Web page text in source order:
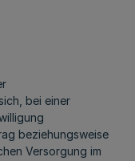
bei einer
beziehungsweise
Versorgung im